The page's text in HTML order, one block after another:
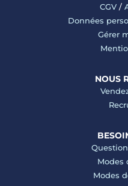
CGV/
Données
Gérer
NOUS
Modes
Modes